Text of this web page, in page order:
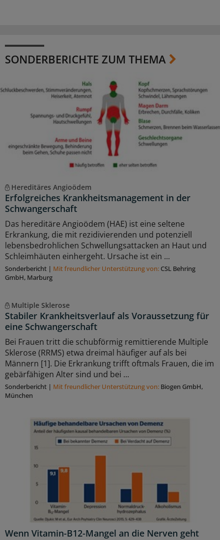
SONDERBERICHTE ZUM THEMA
Hereditäres Angioödem
Erfolgreiches Krankheitsmanagement in der
Schwangerschaft
Das hereditäre Angioödem (HAE) ist eine seltene
Erkrankung, die mit rezidivierenden und potenziell
lebensbedrohlichen Schwellungsattacken an Haut und
Schleimhäuten einhergeht. Ursache ist ein ...
Sonderbericht | Mit freundlicher Unterstützung von: CSL Behring
GmbH, Marburg
Multiple Sklerose
Stabiler Krankheitsverlauf als Voraussetzung für
eine Schwangerschaft
Bei Frauen tritt die schubförmig remittierende Multiple
Sklerose (RRMS) etwa dreimal häufiger auf als bei
Männern [1]. Die Erkrankung trifft oftmals Frauen, die im
gebärfähigen Alter sind und bei ...
Sonderbericht | Mit freundlicher Unterstützung von: Biogen GmbH,
München
Wenn Vitamin-B12-Mangel an die Nerven geht